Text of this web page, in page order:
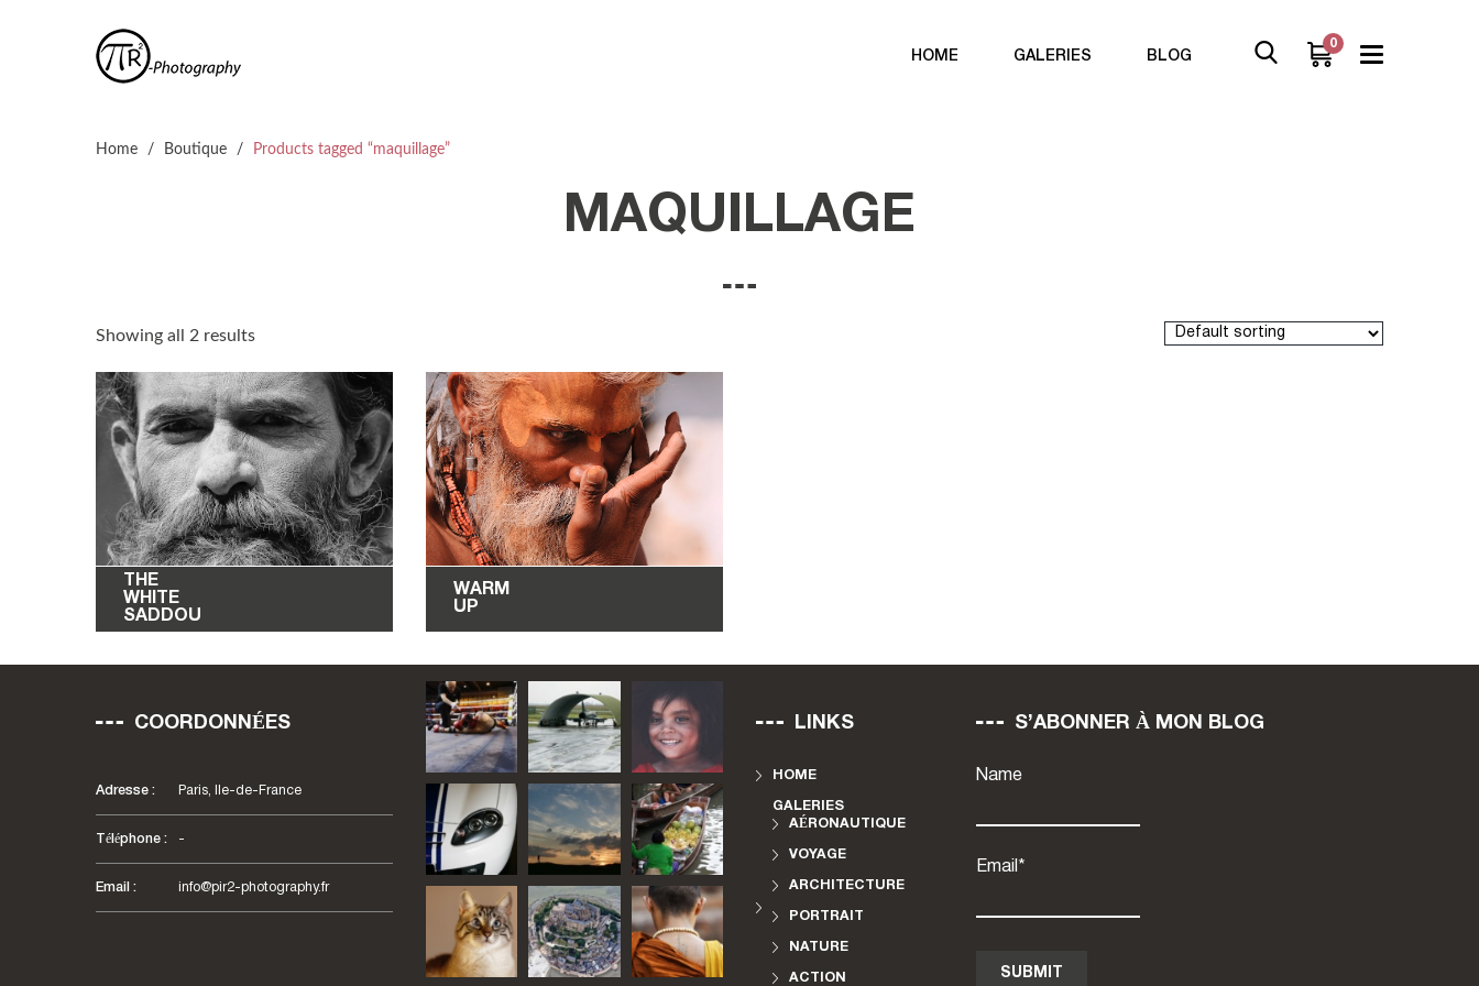
HOME GALERIES BLOG
0
Home / Boutique / Products tagged “maquillage”
MAQUILLAGE
Showing all 2 results
THE
WHITE
SADDOU
190€–415€
WARM
UP
190€–350€
COORDONNÉES
Adresse : Paris, Ile-de-France
Téléphone : -
Email : info@pir2-photography.fr
LINKS
HOME
GALERIES
AÉRONAUTIQUE
VOYAGE
ARCHITECTURE
PORTRAIT
NATURE
ACTION
S’ABONNER À MON BLOG
Name
Email*